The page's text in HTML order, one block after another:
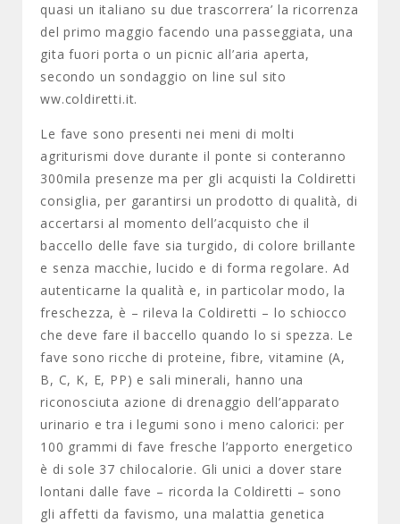
quasi un italiano su due trascorrera’ la ricorrenza
del primo maggio facendo una passeggiata, una
gita fuori porta o un picnic all’aria aperta,
secondo un sondaggio on line sul sito
ww.coldiretti.it.
Le fave sono presenti nei meni di molti
agriturismi dove durante il ponte si conteranno
300mila presenze ma per gli acquisti la Coldiretti
consiglia, per garantirsi un prodotto di qualità, di
accertarsi al momento dell’acquisto che il
baccello delle fave sia turgido, di colore brillante
e senza macchie, lucido e di forma regolare. Ad
autenticarne la qualità e, in particolar modo, la
freschezza, è – rileva la Coldiretti – lo schiocco
che deve fare il baccello quando lo si spezza. Le
fave sono ricche di proteine, fibre, vitamine (A,
B, C, K, E, PP) e sali minerali, hanno una
riconosciuta azione di drenaggio dell’apparato
urinario e tra i legumi sono i meno calorici: per
100 grammi di fave fresche l’apporto energetico
è di sole 37 chilocalorie. Gli unici a dover stare
lontani dalle fave – ricorda la Coldiretti – sono
gli affetti da favismo, una malattia genetica